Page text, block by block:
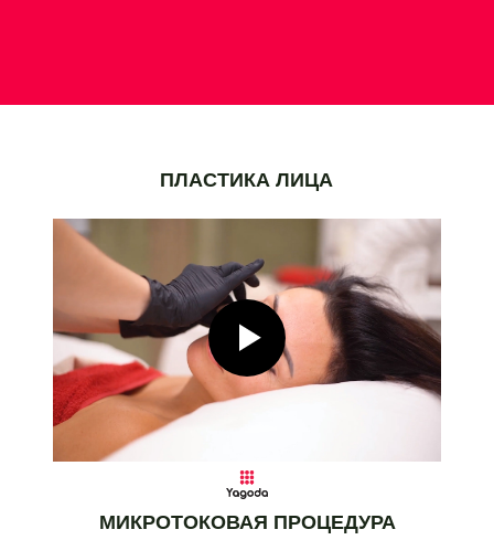
ПЛАСТИКА ЛИЦА
МИКРОТОКОВАЯ ПРОЦЕДУРА